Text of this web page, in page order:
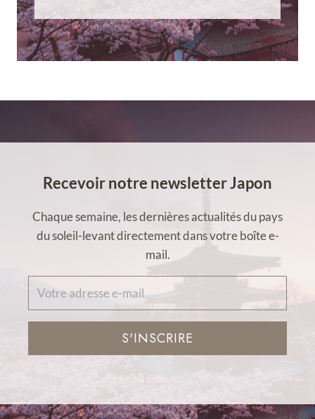
Recevoir notre newsletter Japon
Chaque semaine, les dernières actualités du pays
du soleil-levant directement dans votre boîte e-
mail.
S'INSCRIRE